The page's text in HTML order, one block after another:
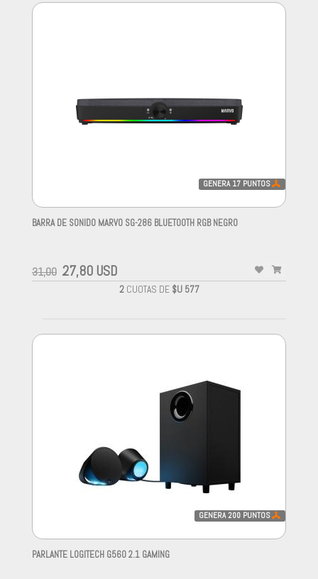
GENERA 17 PUNTOS
BARRA DE SONIDO MARVO SG-286 BLUETOOTH RGB NEGRO
31,00 27,80 USD
2CUOTAS DE $U 577
GENERA200 PUNTOS
PARLANTE LOGITECH G560 2.1 GAMING